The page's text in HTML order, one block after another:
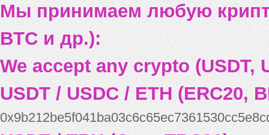
Мы принимаем любую
BTC и др.):
We accept any crypto (USDT,
USDT / USDC / ETH (ERC20,